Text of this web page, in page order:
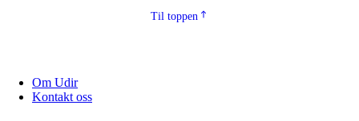
Til toppen
Om Udir
Kontakt oss